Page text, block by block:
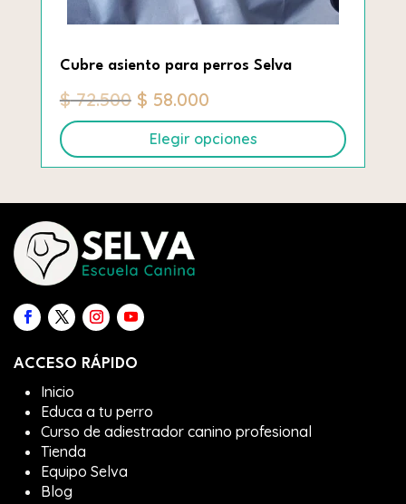
Cubre asiento para perros Selva
$72.500 El
precio
original
era:
$ 58.000El
precio
actual
es:
Elegir opciones
Este
la
ACCESO RÁPIDO
Inicio
Educa a tu perro
Curso de adiestrador canino profesional
Tienda
Equipo Selva
Blog